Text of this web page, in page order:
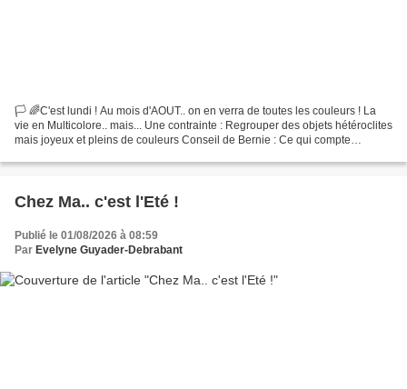
🏳️ 🌈C'est lundi ! Au mois d'AOUT.. on en verra de toutes les couleurs ! La
vie en Multicolore.. mais... Une contrainte : Regrouper des objets hétéroclites
mais joyeux et pleins de couleurs Conseil de Bernie : Ce qui compte
Chez Ma.. c'est l'Eté !
Publié le 01/08/2026 à 08:59
Par Evelyne Guyader-Debrabant